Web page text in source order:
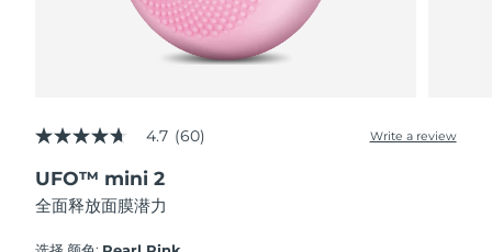
4.7
of
5
stars,
4.7 (60) Write a review
UFO™ mini 2
全面释放面膜潜力
预计送达日期
沙特阿拉伯